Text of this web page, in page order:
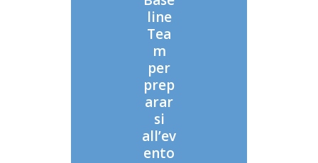
line
Tea
m
per
prep
arar
si
all’ev
ento